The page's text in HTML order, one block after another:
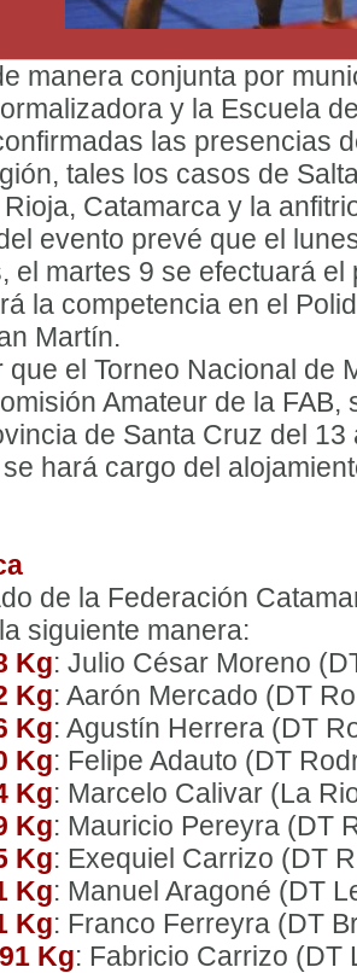
manera conjunta por
y la Escuela
las presencias
tales los casos de
Catamarca y la
evento prevé que el
el martes 9 se efectuará
la competencia en el
Martín.
que el Torneo Nacional de
Amateur de la
de Santa Cruz del
hará cargo del
de la Federación
siguiente manera:
Kg: Julio César Moreno
Kg: Aarón Mercado (DT
Kg: Agustín Herrera (DT
Kg: Felipe Adauto (DT
Kg: Marcelo Calivar (La
Kg: Mauricio Pereyra (DT
Kg: Exequiel Carrizo (DT
Kg: Manuel Aragoné (DT
Kg: Franco Ferreyra (DT
Kg: Fabricio Carrizo (DT